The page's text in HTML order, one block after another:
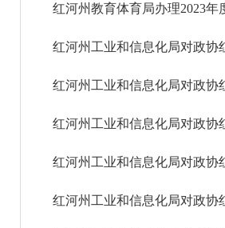
重大民生信息
财务信息